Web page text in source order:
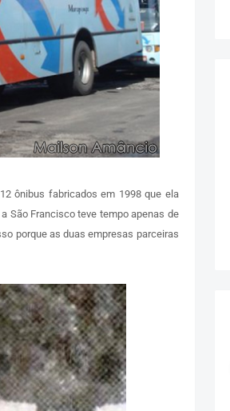
ônibus fabricados em 1998 que ela
São Francisco teve tempo apenas de
porque as duas empresas parceiras